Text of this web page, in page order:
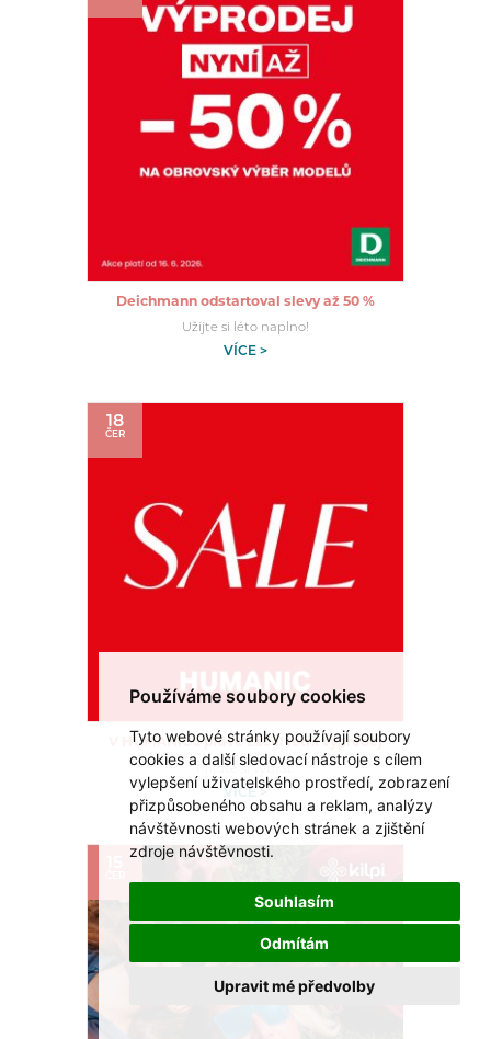
Používáme soubory cookies
Tyto webové stránky používají soubory
cookies a další sledovací nástroje s cílem
vylepšení uživatelského prostředí, zobrazení
přizpůsobeného obsahu a reklam, analýzy
návštěvnosti webových stránek a zjištění
zdroje návštěvnosti.
Souhlasím
Odmítám
Upravit mé předvolby
Deichmann odstartoval slevy až 50 %
Užijte si léto naplno!
VÍCE >
18
ČER
V HUMANICu právě začal letní výprodej
Přijďte si vybrat.
VÍCE >